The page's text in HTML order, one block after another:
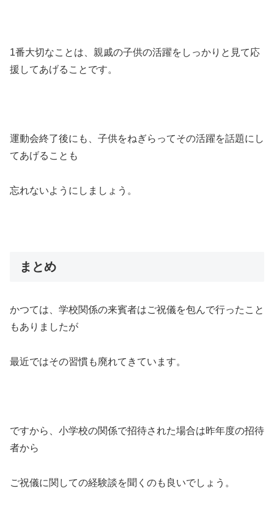
1番大切なことは、親戚の子供の活躍をしっかりと見て応
援してあげることです。
運動会終了後にも、子供をねぎらってその活躍を話題にし
てあげることも
忘れないようにしましょう。
まとめ
かつては、学校関係の来賓者はご祝儀を包んで行ったこと
もありましたが
最近ではその習慣も廃れてきています。
ですから、小学校の関係で招待された場合は昨年度の招待
者から
ご祝儀に関しての経験談を聞くのも良いでしょう。